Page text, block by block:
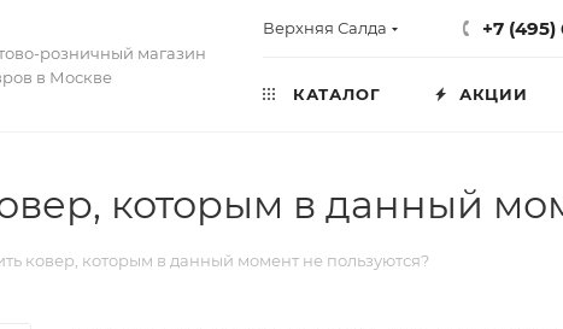
розничный магазин
в Москве
Верхняя Салда +7
КАТАЛОГ АКЦИИ
которым в данный
ковер, которым в данный момент не пользуются?